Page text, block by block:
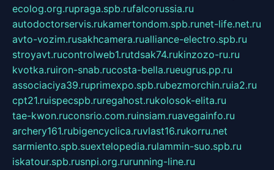
ecolog.org.rupraga.spb.rufalcorussia.ru
autodoctorservis.rukamertondom.spb.runet-life.net.ru
avto-vozim.rusakhcamera.rualliance-electro.spb.ru
stroyavt.rucontrolweb1.rutdsak74.rukinzozo-ru.ru
kvotka.ruiron-snab.rucosta-bella.rueugrus.pp.ru
associaciya39.ruprimexpo.spb.rubezmorchin.ruia2.ru
cpt21.ruispecspb.ruregahost.rukolosok-elita.ru
tae-kwon.ruconsrio.com.ruinsiam.ruavegainfo.ru
archery161.rubigencyclica.ruvlast16.rukorru.net
sarmiento.spb.suextelopedia.rulammin-suo.spb.ru
iskatour.spb.rusnpi.org.rurunning-line.ru